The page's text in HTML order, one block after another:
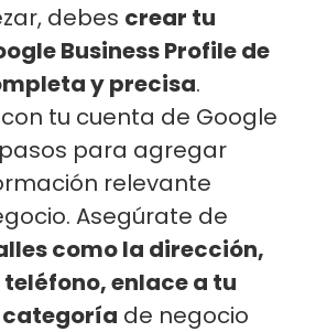
debes crear tu
Business Profile de
y precisa.
tu cuenta de Google
para agregar
relevante
Asegúrate de
como la dirección,
enlace a tu
categoría de negocio